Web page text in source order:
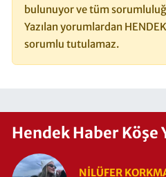
bulunuyor ve tüm
Yazılan yorumlardan
sorumlu tutulamaz.
Hendek Haber Köşe
NILÜFER